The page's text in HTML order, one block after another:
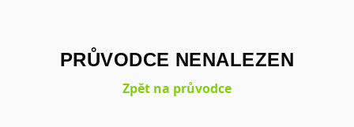
PRŮVODCE NENALEZEN
Zpět na průvodce